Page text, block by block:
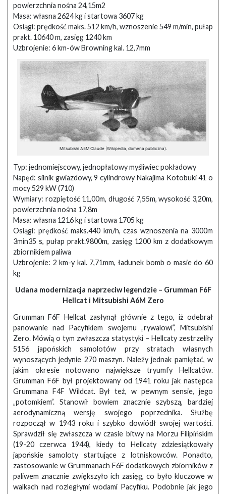
powierzchnia nośna 24,15m2
Masa: własna 2624 kg i startowa 3607 kg
Osiągi: prędkość maks. 512 km/h, wznoszenie 549 m/min, pułap
prakt. 10640 m, zasięg 1240 km
Uzbrojenie: 6 km-ów Browning kal. 12,7mm
Mitsubishi A5M Claude (Wikipedia, domena publiczna).
Typ: jednomiejscowy, jednopłatowy myśliwiec pokładowy
Napęd: silnik gwiazdowy, 9 cylindrowy Nakajima Kotobuki 41 o
mocy 529 kW (710)
Wymiary: rozpiętość 11,00m, długość 7,55m, wysokość 3,20m,
powierzchnia nośna 17,8m
Masa: własna 1216 kg i startowa 1705 kg
Osiągi: prędkość maks.440 km/h, czas wznoszenia na 3000m
3min35 s, pułap prakt.9800m, zasięg 1200 km z dodatkowym
zbiornikiem paliwa
Uzbrojenie: 2 km-y kal. 7,71mm, ładunek bomb o masie do 60
kg
Udana modernizacja naprzeciw legendzie – Grumman F6F
Hellcat i Mitsubishi A6M Zero
Grumman F6F Hellcat zasłynął głównie z tego, iż odebrał
panowanie nad Pacyfikiem swojemu „rywalowi”, Mitsubishi
Zero. Mówią o tym zwłaszcza statystyki – Hellcaty zestrzeliły
5156 japońskich samolotów przy stratach własnych
wynoszących jedynie 270 maszyn. Należy jednak pamiętać, w
jakim okresie notowano największe tryumfy Hellcatów.
Grumman F6F był projektowany od 1941 roku jak następca
Grummana F4F Wildcat. Był też, w pewnym sensie, jego
„potomkiem”. Stanowił bowiem znacznie szybszą, bardziej
aerodynamiczną wersję swojego poprzednika. Służbę
rozpoczął w 1943 roku i szybko dowiódł swojej wartości.
Sprawdził się zwłaszcza w czasie bitwy na Morzu Filipińskim
(19-20 czerwca 1944), kiedy to Hellcaty zdziesiątkowały
japońskie samoloty startujące z lotniskowców. Ponadto,
zastosowanie w Grummanach F6F dodatkowych zbiorników z
paliwem znacznie zwiększyło ich zasięg, co było kluczowe w
walkach nad rozległymi wodami Pacyfiku. Podobnie jak jego